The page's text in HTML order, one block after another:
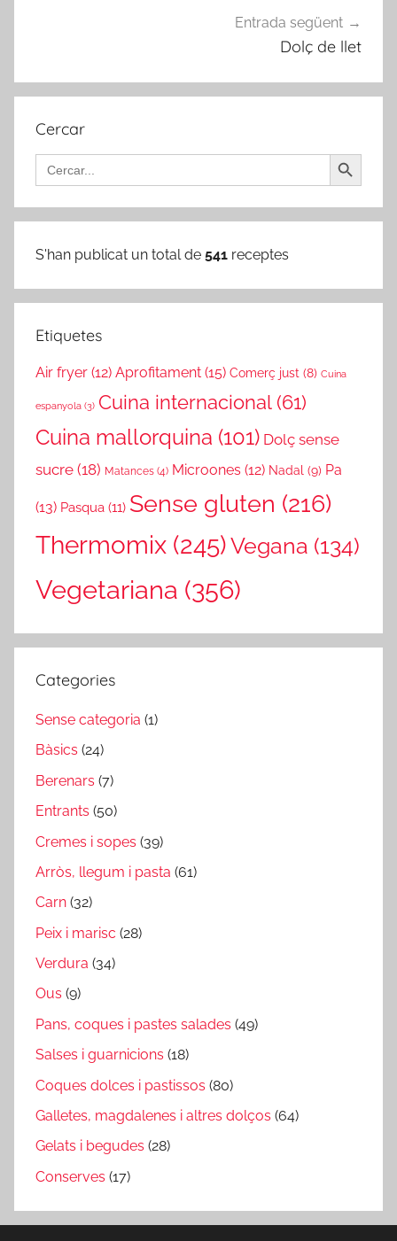
Entrada següent
Dolç de llet
Cercar
Search
for:
Search Button
S'han publicat un total de 541 receptes
Etiquetes
Air fryer (12) Aprofitament (15) Comerç just (8) Cuina
espanyola (3) Cuina internacional(61)
Cuina mallorquina (101) Dolç sense
sucre (18) Matances (4) Microones (12) Nadal (9) Pa
(13) Pasqua (11) Sense gluten (216)
Thermomix (245)Vegana (134)
Vegetariana (356)
Categories
Sense categoria (1)
Bàsics (24)
Berenars (7)
Entrants (50)
Cremes i sopes (39)
Arròs, llegum i pasta (61)
Carn (32)
Peix i marisc (28)
Verdura (34)
Ous (9)
Pans, coques i pastes salades (49)
Salses i guarnicions (18)
Coques dolces i pastissos (80)
Galletes, magdalenes i altres dolços (64)
Gelats i begudes (28)
Conserves (17)